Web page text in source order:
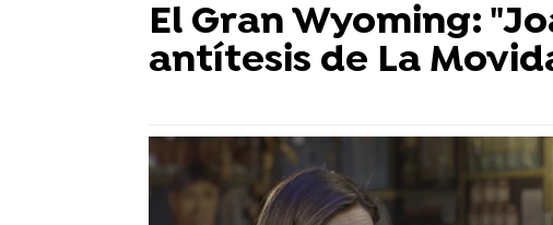
El Gran Wyoming:
antítesis de La